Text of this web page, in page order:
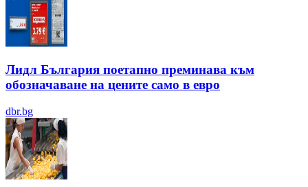
Лидл България поетапно преминава към
обозначаване на цените само в евро
dbr.bg